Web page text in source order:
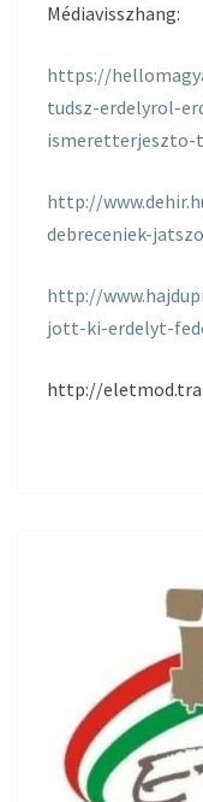
Médiavisszhang:
https://
tudsz-erdelyrol-
ismeretterjeszto-
http://
debreceniek-
http://
jott-ki-erdelyt-
http://